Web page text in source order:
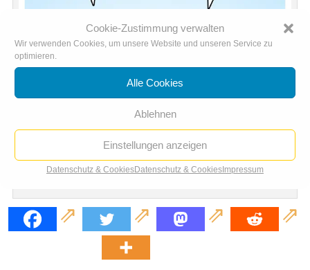
Cookie-Zustimmung verwalten
Wir verwenden Cookies, um unsere Website und unseren Service zu
optimieren.
Alle Cookies
Ablehnen
Einstellungen anzeigen
Datenschutz & CookiesDatenschutz & Cookies Impressum